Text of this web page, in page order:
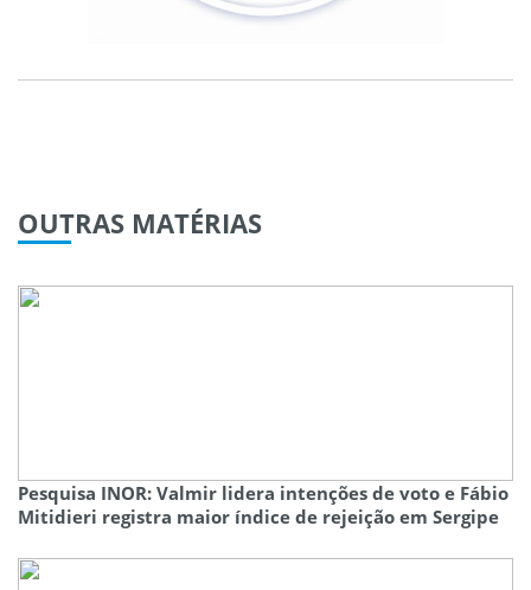
OUTRAS MATÉRIAS
Pesquisa INOR: Valmir lidera intenções de voto e Fábio
Mitidieri registra maior índice de rejeição em Sergipe